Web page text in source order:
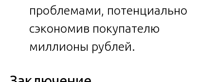
проблемами, потенциально
сэкономив покупателю
миллионы рублей.